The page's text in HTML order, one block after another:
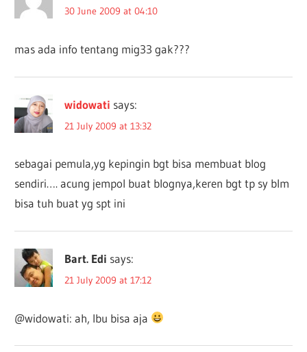
30 June 2009 at 04:10
mas ada info tentang mig33 gak???
widowati says:
21 July 2009 at 13:32
sebagai pemula,yg kepingin bgt bisa membuat blog
sendiri…. acung jempol buat blognya,keren bgt tp sy blm
bisa tuh buat yg spt ini
Bart. Edi says:
21 July 2009 at 17:12
@widowati: ah, Ibu bisa aja